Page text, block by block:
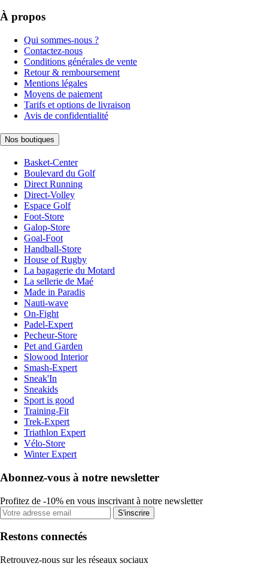
À propos
Qui sommes-nous ?
Contactez-nous
Conditions générales de vente
Retour & remboursement
Mentions légales
Moyens de paiement
Tarifs et options de livraison
Avis de confidentialité
Nos boutiques
Basket-Center
Boulevard du Golf
Direct Running
Direct-Volley
Espace Golf
Foot-Store
Galop-Store
Goal-Foot
Handball-Store
House of Rugby
La bagagerie du Motard
La sellerie de Maé
Made in Paradis
Nauti-wave
On-Fight
Padel-Expert
Pecheur-Store
Pet and Garden
Slowood Interior
Smash-Expert
Sneak'In
Sneakids
Sport is good
Training-Fit
Trek-Expert
Triathlon Expert
Vélo-Store
Winter Expert
Abonnez-vous à notre newsletter
Profitez de -10% en vous inscrivant à notre newsletter
S'inscrire
Restons connectés
Retrouvez-nous sur les réseaux sociaux